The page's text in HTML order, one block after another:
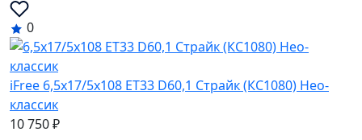
0
iFree 6,5x17/5x108 ET33 D60,1 Страйк (КС1080) Нео-
классик
10 750 ₽